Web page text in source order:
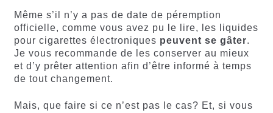
Même s’il n’y a pas de date de péremption
officielle, comme vous avez pu le lire, les liquides
pour cigarettes électroniques peuvent se gâter.
Je vous recommande de les conserver au mieux
et d’y prêter attention afin d’être informé à temps
de tout changement.
Mais, que faire si ce n’est pas le cas? Et, si vous